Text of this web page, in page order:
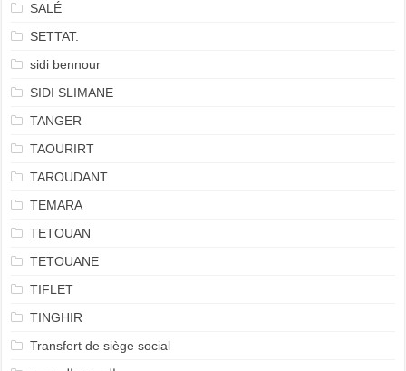
SALÉ
SETTAT.
sidi bennour
SIDI SLIMANE
TANGER
TAOURIRT
TAROUDANT
TEMARA
TETOUAN
TETOUANE
TIFLET
TINGHIR
Transfert de siège social